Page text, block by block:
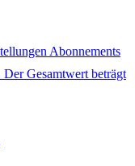
Abonnements
Gesamtwert beträgt